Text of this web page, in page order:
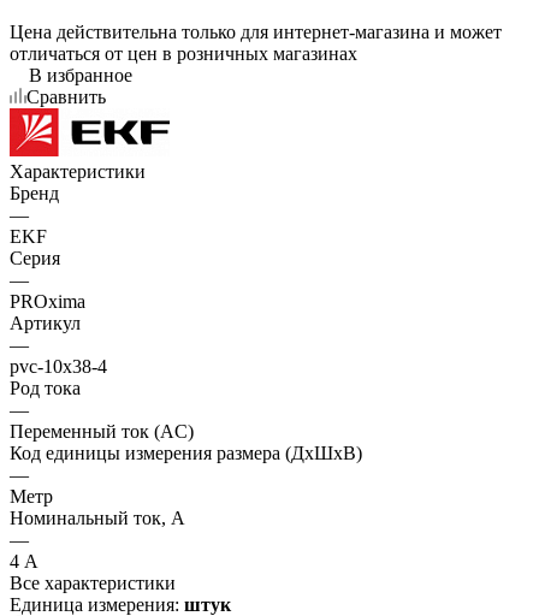
Цена действительна только для интернет-магазина и может
отличаться от цен в розничных магазинах
В избранное
Сравнить
Характеристики
Бренд
—
EKF
Серия
—
PROxima
Артикул
—
pvc-10x38-4
Род тока
—
Переменный ток (AC)
Код единицы измерения размера (ДхШхВ)
—
Метр
Номинальный ток, А
—
4 А
Все характеристики
Единица измерения: штук